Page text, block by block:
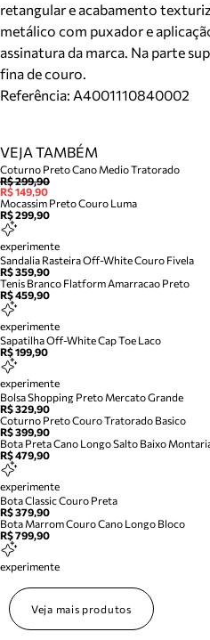
retangular e acabamento
metálico com puxador e
assinatura da marca. Na parte
fina de couro.
Referência: A4001110840002
VEJA TAMBÉM
Coturno Preto Cano Medio Tratorado
R$ 299,90
R$ 149,90
Mocassim Preto Couro Luma
R$ 299,90
experimente
Sandalia Rasteira Off-White Couro Fivela
R$ 359,90
Tenis Branco Flatform Amarracao Preto
R$ 459,90
experimente
Sapatilha Off-White Cap Toe Laco
R$ 199,90
experimente
Bolsa Shopping Preto Mercato Grande
R$ 329,90
Coturno Preto Couro Tratorado Basico
R$ 399,90
Bota Preta Cano Longo Salto Baixo
R$ 479,90
experimente
Bota Classic Couro Preta
R$ 379,90
Bota Marrom Couro Cano Longo Bloco
R$ 799,90
experimente
Veja mais produtos